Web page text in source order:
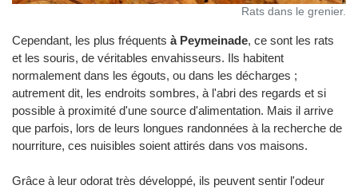
Rats dans le grenier.
Cependant, les plus fréquents à Peymeinade, ce sont les rats
et les souris, de véritables envahisseurs. Ils habitent
normalement dans les égouts, ou dans les décharges ;
autrement dit, les endroits sombres, à l'abri des regards et si
possible à proximité d'une source d'alimentation. Mais il arrive
que parfois, lors de leurs longues randonnées à la recherche de
nourriture, ces nuisibles soient attirés dans vos maisons.
Grâce à leur odorat très développé, ils peuvent sentir l'odeur